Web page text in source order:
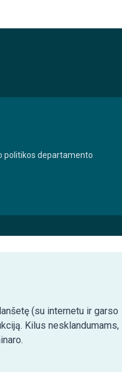
politikos departamento
(su internetu ir garso
Kilus nesklandumams,